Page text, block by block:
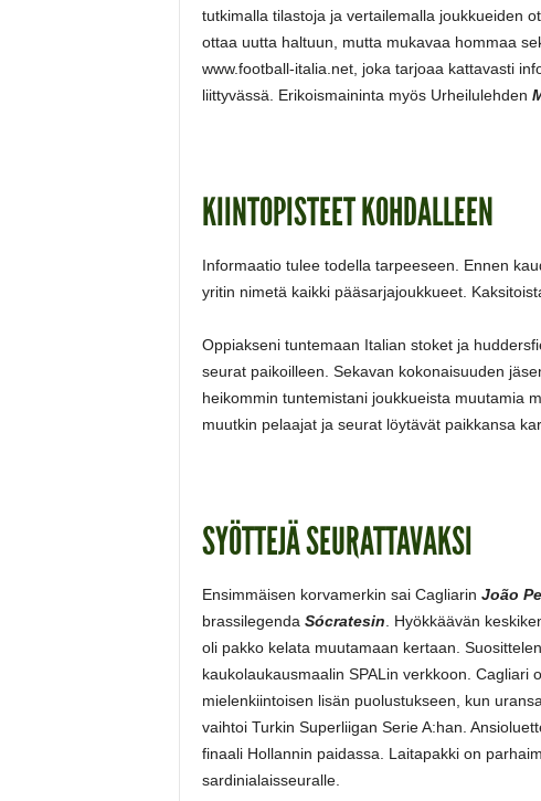
tutkimalla tilastoja ja vertailemalla joukkueiden
ottaa uutta haltuun, mutta mukavaa hommaa
www.football-italia.net, joka tarjoaa kattavasti
liittyvässä. Erikoismaininta myös Urheilulehden
KIINTOPISTEET KOHDALLEEN
Informaatio tulee todella tarpeeseen. Ennen
yritin nimetä kaikki pääsarjajoukkueet.
Oppiakseni tuntemaan Italian stoket ja
seurat paikoilleen. Sekavan kokonaisuuden
heikommin tuntemistani joukkueista muutamia
muutkin pelaajat ja seurat löytävät paikkansa
SYÖTTEJÄ SEURATTAVAKSI
Ensimmäisen korvamerkin sai Cagliarin João
brassilegenda Sócratesin. Hyökkäävän
oli pakko kelata muutamaan kertaan.
kaukolaukausmaalin SPALin verkkoon.
mielenkiintoisen lisän puolustukseen, kun
vaihtoi Turkin Superliigan Serie A:han.
finaali Hollannin paidassa. Laitapakki on
sardinialaisseuralle.